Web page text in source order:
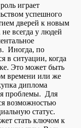
играет
успешного
дверей к новым
всегда у людей
Иногда, по
в ситуации, когда
Это может быть
времени или же
диплома
проблемы. Для
возможностью
статус.
стать ключом к